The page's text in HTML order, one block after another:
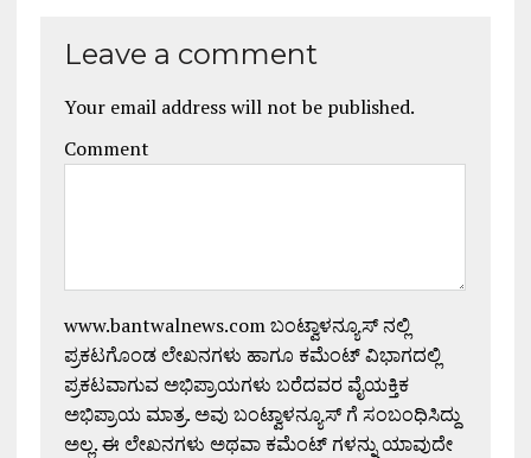
Leave a comment
Your email address will not be published.
Comment
www.bantwalnews.com ಬಂಟ್ವಾಳನ್ಯೂಸ್ ನಲ್ಲಿ
ಪ್ರಕಟಗೊಂಡ ಲೇಖನಗಳು ಹಾಗೂ ಕಮೆಂಟ್ ವಿಭಾಗದಲ್ಲಿ
ಪ್ರಕಟವಾಗುವ ಅಭಿಪ್ರಾಯಗಳು ಬರೆದವರ ವೈಯಕ್ತಿಕ
ಅಭಿಪ್ರಾಯ ಮಾತ್ರ. ಅವು ಬಂಟ್ವಾಳನ್ಯೂಸ್ ಗೆ ಸಂಬಂಧಿಸಿದ್ದು
ಅಲ್ಲ. ಈ ಲೇಖನಗಳು ಅಥವಾ ಕಮೆಂಟ್ ಗಳನ್ನು ಯಾವುದೇ